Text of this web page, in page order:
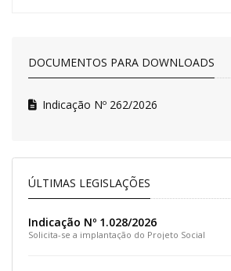
DOCUMENTOS PARA DOWNLOADS
Indicação Nº 262/2026
ÚLTIMAS LEGISLAÇÕES
Indicação Nº 1.028/2026
Solicita-se a implantação do Projeto Social